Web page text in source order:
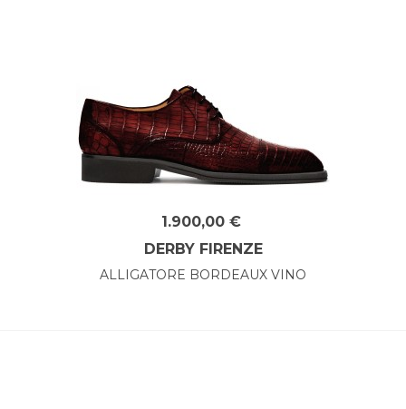
1.900,00 €
DERBY FIRENZE
ALLIGATORE BORDEAUX VINO